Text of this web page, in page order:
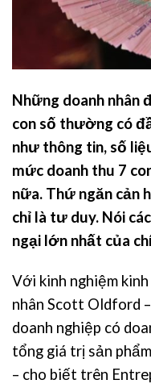
Những doanh nhân
con số thường có
như thông tin, số
mức doanh thu 7
nữa. Thứ ngăn
chỉ là tư duy. Nói
ngại lớn nhất của
Với kinh nghiệm
nhân Scott Oldford
doanh nghiệp có
tổng giá trị sản
– cho biết trên